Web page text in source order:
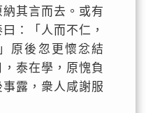
其言而去。或有
：「人而不仁，
原後忽更懷忿結
泰在學，原愧負
露，衆人咸謝服